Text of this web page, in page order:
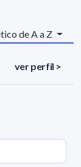
de A a Z
ver perfil >